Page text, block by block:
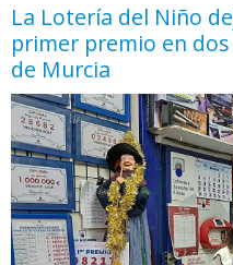
La Lotería del Niño
primer premio en
de Murcia